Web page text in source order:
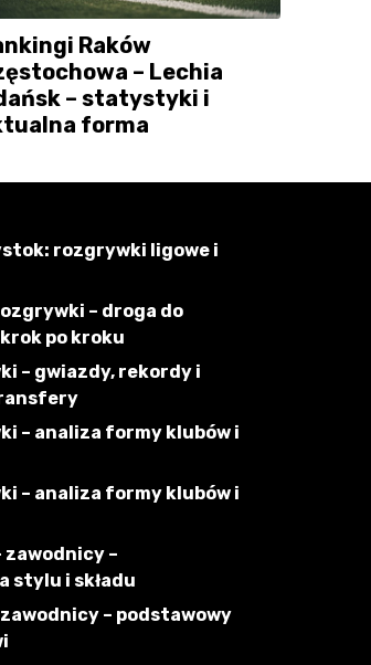
Raków
– Lechia
– statystyki i
forma
rozgrywki ligowe i
– droga do
po kroku
– gwiazdy, rekordy i
– analiza formy klubów i
– analiza formy klubów i
zawodnicy –
stylu i składu
– podstawowy